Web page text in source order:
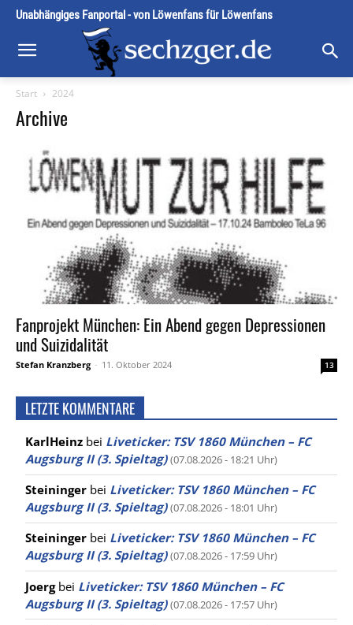
Unabhängiges Fanportal - von Löwenfans für Löwenfans
Start 2024
Archive
Fanprojekt München: Ein Abend gegen Depressionen
und Suizidalität
Stefan Kranzberg - 11. Oktober 2024 13
LETZTE KOMMENTARE
KarlHeinz bei Liveticker: TSV 1860 München – FC
Augsburg II (3. Spieltag) (07.08.2026 - 18:21 Uhr)
Steininger bei Liveticker: TSV 1860 München – FC
Augsburg II (3. Spieltag) (07.08.2026 - 18:01 Uhr)
Steininger bei Liveticker: TSV 1860 München – FC
Augsburg II (3. Spieltag) (07.08.2026 - 17:59 Uhr)
Joergbei Liveticker: TSV 1860 München – FC
Augsburg II (3. Spieltag) (07.08.2026 - 17:57 Uhr)